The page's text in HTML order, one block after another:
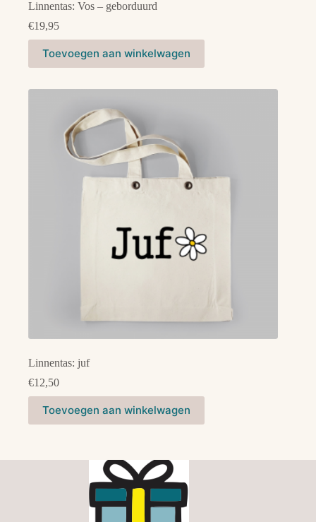
Linnentas: Vos – geborduurd
€19,95
Toevoegen aan winkelwagen
Linnentas: juf
€12,50
Toevoegen aan winkelwagen